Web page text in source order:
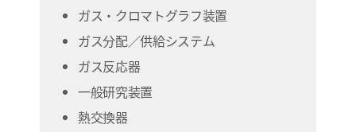
ガス・クロマトグラフ装置
ガス分配／供給システム
ガス反応器
一般研究装置
熱交換器